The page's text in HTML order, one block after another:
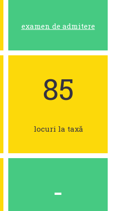
examen de admitere
85
locuri la taxă
-